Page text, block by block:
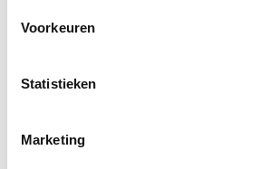
Voorkeuren
Statistieken
Marketing